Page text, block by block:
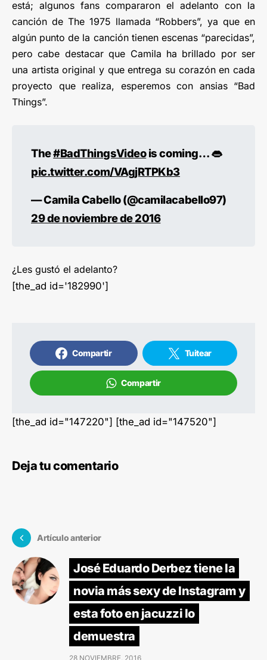
está; algunos fans compararon el adelanto con la
canción de The 1975 llamada “Robbers”, ya que en
algún punto de la canción tienen escenas “parecidas”,
pero cabe destacar que Camila ha brillado por ser
una artista original y que entrega su corazón en cada
proyecto que realiza, esperemos con ansias “Bad
Things”.
The#BadThingsVideois coming… 👄
pic.twitter.com/VAgjRTPKb3
— Camila Cabello (@camilacabello97)
29 de noviembre de 2016
¿Les gustó el adelanto?
[the_ad id='182990']
Compartir Tuitear
Compartir
[the_ad id="147220"] [the_ad id="147520"]
Deja tu comentario
Artículo anterior
José Eduardo Derbez tiene la
novia más sexy de Instagram y
esta foto en jacuzzi lo
demuestra
28 NOVIEMBRE, 2016